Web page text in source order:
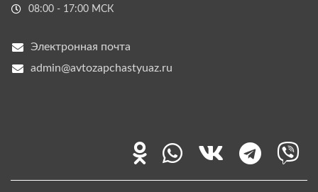
08:00 - 17:00 МСК
Электронная почта
admin@avtozapchastyuaz.ru